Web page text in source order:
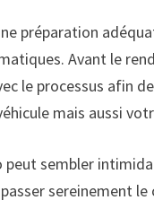
préparation
Avant le
le processus afin
mais aussi
sembler
sereinement